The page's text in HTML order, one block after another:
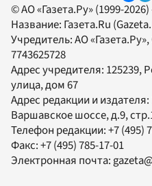
© АО «Газета.Ру» (1999-
Название: Газета.Ru
Учредитель:АО «Газета.Ру»
7743625728
Адрес учредителя: 125239,
улица, дом 67
Адрес редакции и издателя:
Варшавское шоссе, д.9,
Телефон редакции:+7 (495)
Факс:+7 (495) 785-17-01
Электронная почта: